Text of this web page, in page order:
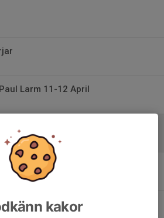
Larm 11-12 April
inställd
i stå på Hacksjö.
kakor